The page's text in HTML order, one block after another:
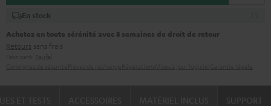
En stock
Achetez en toute sérénité avec 8 semaines de droit de retour
Retours sans frais
SUPPORT